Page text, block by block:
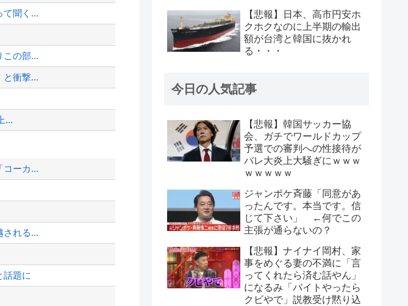
て聞く...
この部...
衝撃...
...
...
...
コーカ...
される...
話題に
【悲報】日本、高市円安ホ
クホクなのに上半期の輸出
額が台湾と韓国に抜かれ
る・・・
今日の人気記事
【悲報】韓国サッカー協
会、ガチでワールドカップ
予選での審判への性接待が
バレ大炎上大騒ぎにｗｗｗ
ｗｗｗｗｗ
ジャンポケ斉藤「同意があ
ったんです。本当です。信
じて下さい」 ←何でこの
主張が通らないの？
【悲報】ナイナイ岡村、家
事をめぐる妻の不満に「言
ってくれたら済む話やん」
になるみ「バイトやったら
クビやで」説教受け黙り込